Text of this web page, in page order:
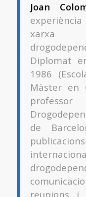
Joan
xarxa
Diplomat
1986
Màster en
de
reunions i